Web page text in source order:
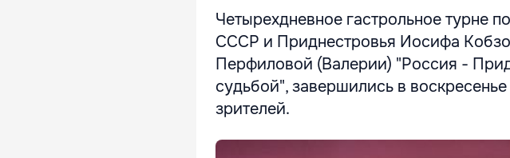
Четырехдневное гастрольное турне
СССР и Приднестровья Иосифа
Перфиловой (Валерии) "Россия -
судьбой", завершились в
зрителей.